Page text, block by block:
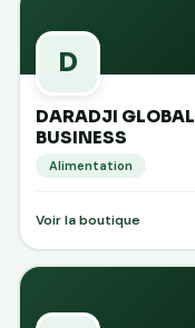
D
DARADJI GLOBAL
BUSINESS
Alimentation
Voir la boutique